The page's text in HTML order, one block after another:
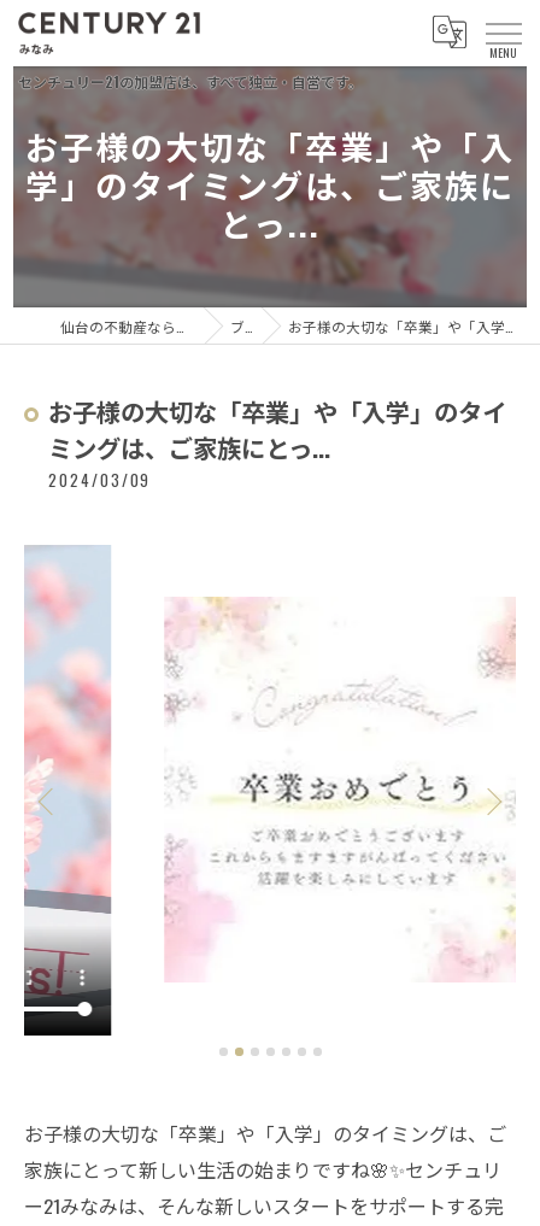
お子様の大切な「卒業」や「入
学」のタイミングは、ご家族に
とっ...
ブログ お子様の大切な「卒業」や「入学」のタイミングは、ご家族にとっ...
お子様の大切な「卒業」や「入学」のタイ
ミングは、ご家族にとっ...
2024/03/09
お子様の大切な「卒業」や「入学」のタイミングは、ご
家族にとって新しい生活の始まりですね🌸✨センチュリ
ー21みなみは、そんな新しいスタートをサポートする完